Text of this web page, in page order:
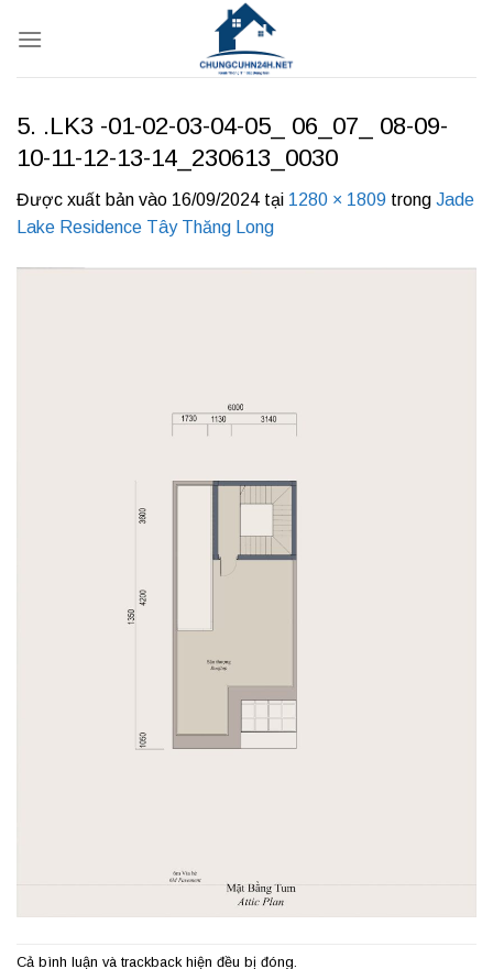
qua
5. .LK3 -01-02-03-04-05_ 06_07_ 08-09-
10-11-12-13-14_230613_0030
Được xuất bản vào 16/09/2024 tại 1280 × 1809 trong Jade
Lake Residence Tây Thăng Long
Cả bình luận và trackback hiện đều bị đóng.